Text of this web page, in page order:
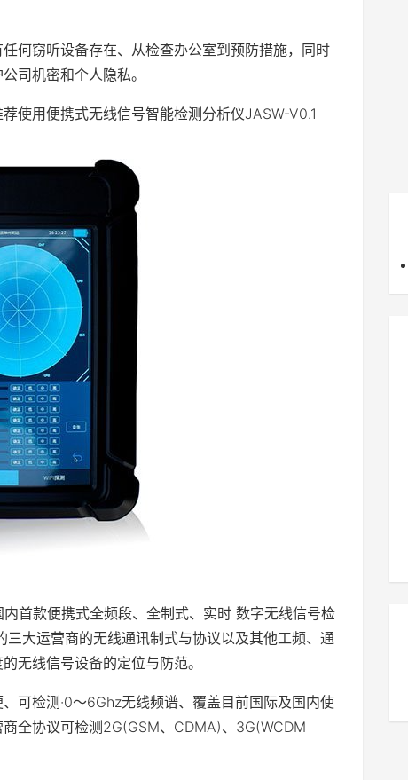
何窃听设备存在、从检查办公室到预防措施，同时
司机密和个人隐私。
使用便携式无线信号智能检测分析仪JASW-V0.1
首款便携式全频段、全制式、实时 数字无线信号检
大运营商的无线通讯制式与协议以及其他工频、通
无线信号设备的定位与防范。
可检测·0～6Ghz无线频谱、覆盖目前国际及国内使
全协议可检测2G(GSM、CDMA)、3G(WCDM